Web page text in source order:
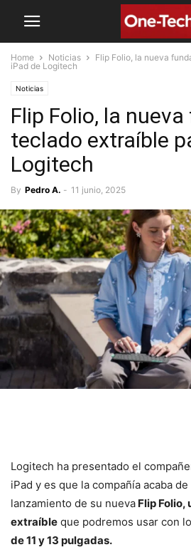
Home Noticias
Flip Folio, la nueva
iPad de Logitech
Noticias
Flip Folio, la
teclado extraíble
Logitech
By Pedro A. - 11 junio, 2025
Logitech ha presentado el
iPad y es que la compañía acaba
lanzamiento de su nueva Flip Folio,
extraíble que podremos usar con
de 11 y 13 pulgadas.